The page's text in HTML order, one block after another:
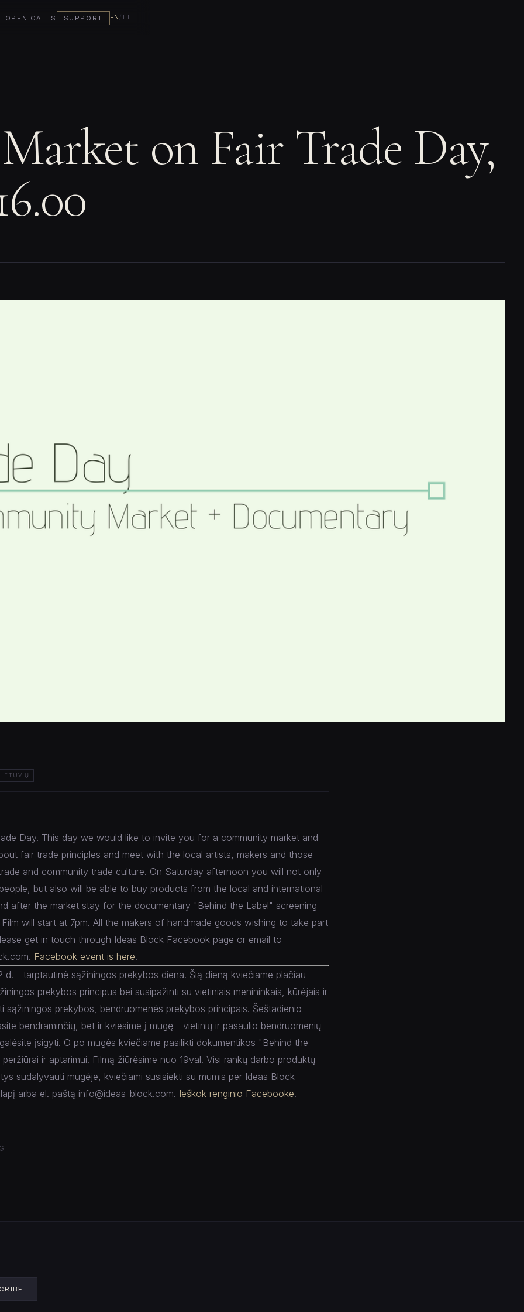
OPEN CALLS SUPPORT EN LT
on Fair Trade Day,
Day. This day we would like to invite you for a community market and
fair trade principles and meet with the local artists, makers and those
and community trade culture. On Saturday afternoon you will not only
but also will be able to buy products from the local and international
after the market stay for the documentary "Behind the Label" screening
will start at 7pm. All the makers of handmade goods wishing to take part
get in touch through Ideas Block Facebook page or email to
Facebook event is here.
d. - tarptautinė sąžiningos prekybos diena. Šią dieną kviečiame plačiau
prekybos principus bei susipažinti su vietiniais menininkais, kūrėjais ir
sąžiningos prekybos, bendruomenės prekybos principais. Šeštadienio
bendraminčių, bet ir kviesime į mugę - vietinių ir pasaulio bendruomenių
įsigyti. O po mugės kviečiame pasilikti dokumentikos "Behind the
ir aptarimui. Filmą žiūrėsime nuo 19val. Visi rankų darbo produktų
sudalyvauti mugėje, kviečiami susisiekti su mumis per Ideas Block
arba el. paštą info@ideas-block.com. Ieškok renginio Facebooke.